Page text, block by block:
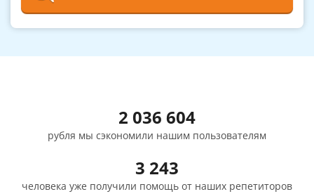
2 036 604
рубля мы сэкономили нашим пользователям
3 243
человека уже получили помощь от наших репетиторов